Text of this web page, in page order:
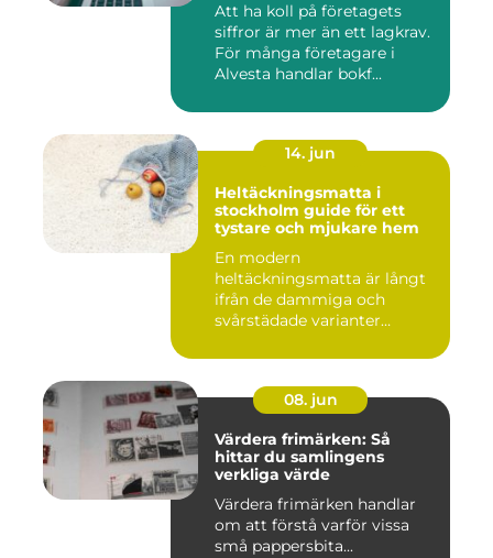
Att ha koll på företagets
siffror är mer än ett lagkrav.
För många företagare i
Alvesta handlar bokf...
14. jun
Heltäckningsmatta i
stockholm guide för ett
tystare och mjukare hem
En modern
heltäckningsmatta är långt
ifrån de dammiga och
svårstädade varianter
08. jun
Värdera frimärken: Så
hittar du samlingens
verkliga värde
Värdera frimärken handlar
om att förstå varför vissa
små pappersbita...